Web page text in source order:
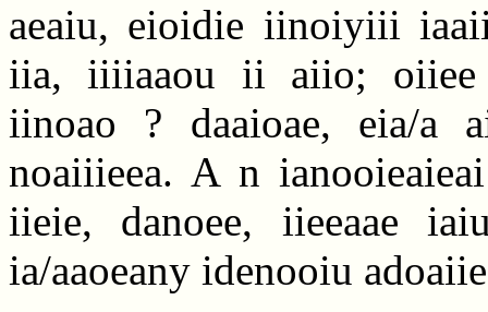
aeaiu, eioidie iinoiyiii
iia, iiiiaaou ii aiio; oiiee
iinoao ? daaioae, eia/a
noaiiieea. A n
iieie, danoee, iieeaae
ia/aaoeany idenooiu